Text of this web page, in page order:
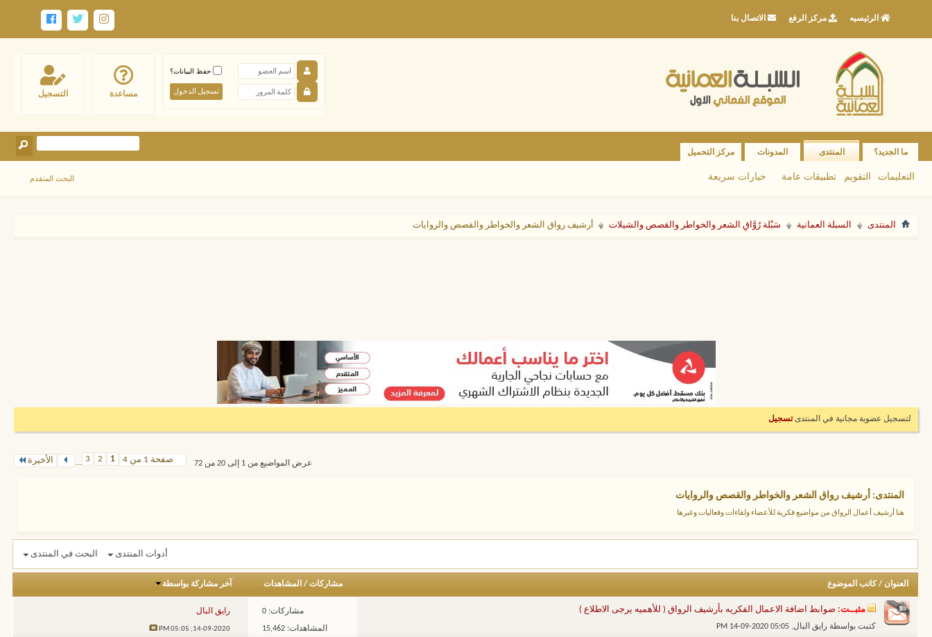
الرئيسيه مركز الرفع الاتصال بنا
التسجيل مساعدة
حفظ البيانات؟
ما الجديد؟ المنتدى
التعليمات التقويم تطبيقات عامة خيارات سريعة
المدونات مركز التحميل
البحث المتقدم
المنتدى السبلة العمانية سَبْلة رُوَّاقِ الشعر والخواطر والقصص والشيلات أرشيف رواق الشعر والخواطر والقصص والروايات
لتسجيل عضوية مجانية في المنتدىتسجيل
صفحة 1 من 4 1
2
3
... الأخيرة عرض المواضيع من 1 إلى 20 من 72
المنتدى: أرشيف رواق الشعر والخواطر والقصص والروايات
هنا أرشيف أعمال الرواق من مواضيع فكرية للأعضاء ولقاءات وفعاليات وغيرها
أدوات المنتدى البحث في المنتدى
العنوان / كاتب الموضوع مشاركات/ المشاهدات آخر مشاركة بواسطة
مثبــت: ضوابط اضافة الاعمال الفكريه بأرشيف الرواق ( للأهميه يرجى الاطلاع )
كتبت بواسطة رايق البال‏, 14-09-2020 05:05 PM
مشاركات: 0
المشاهدات: 15,462
رايق البال
14-09-2020,
05:05 PM